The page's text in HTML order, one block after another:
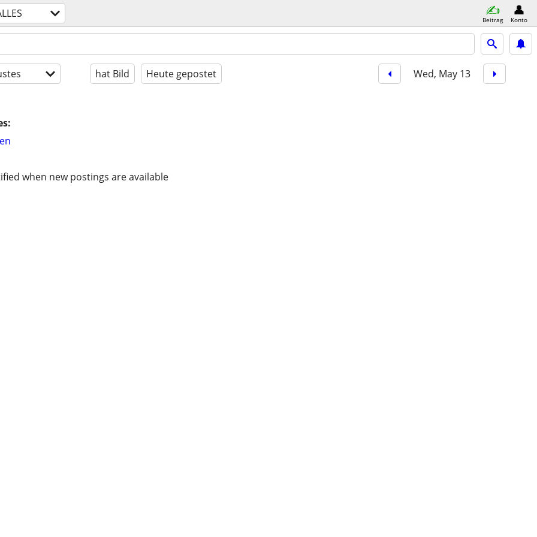
Beitrag Konto
hat Bild Heute gepostet Wed, May 13
when new postings are available